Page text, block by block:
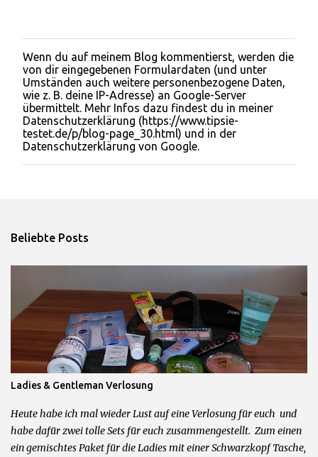
K
o
m
m
e
n
t
a
r
f
n
h
Wenn du auf meinem Blog kommentierst, werden die
von dir eingegebenen Formulardaten (und unter
Umständen auch weitere personenbezogene Daten,
wie z. B. deine IP-Adresse) an Google-Server
übermittelt. Mehr Infos dazu findest du in meiner
Datenschutzerklärung (https://www.tipsie-
testet.de/p/blog-page_30.html) und in der
Datenschutzerklärung von Google.
Beliebte Posts
Ladies & Gentleman Verlosung
Heute habe ich mal wieder Lust auf eine Verlosung für euch und
habe dafür zwei tolle Sets für euch zusammengestellt. Zum einen
ein gemischtes Paket für die Ladies mit einer Schwarzkopf Tasche,